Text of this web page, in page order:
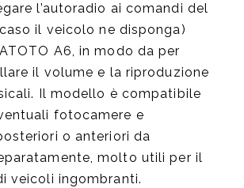
l’autoradio ai comandi del
il veicolo ne disponga)
A6, in modo da per
il volume e la riproduzione
Il modello è compatibile
fotocamere e
o anteriori da
molto utili per il
veicoli ingombranti.